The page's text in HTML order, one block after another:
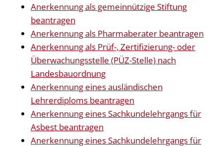
Anerkennung als gemeinnützige Stiftung
beantragen
Anerkennung als Pharmaberater beantragen
Anerkennung als Prüf-, Zertifizierung- oder
Überwachungsstelle (PÜZ-Stelle) nach
Landesbauordnung
Anerkennung eines ausländischen
Lehrerdiploms beantragen
Anerkennung eines Sachkundelehrgangs für
Asbest beantragen
Anerkennung eines Sachkundelehrgangs für